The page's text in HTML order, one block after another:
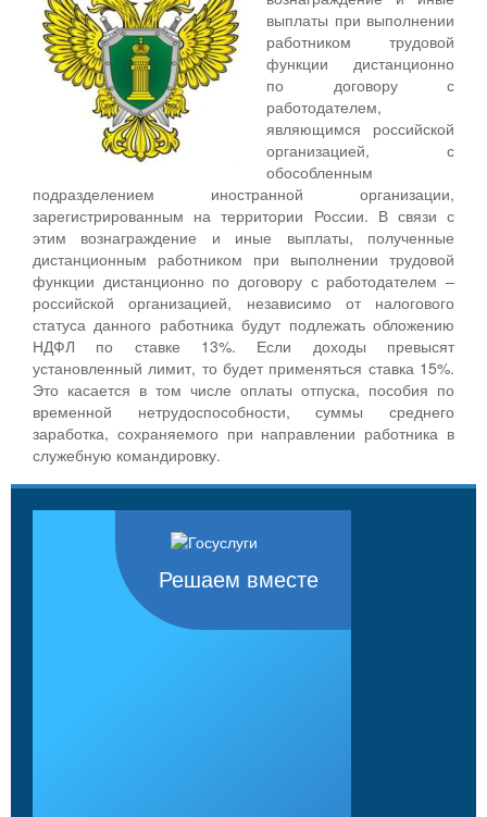
выплаты при выполнении
работником трудовой
функции дистанционно
по договору с
работодателем,
являющимся российской
организацией, с
обособленным
подразделением иностранной организации,
зарегистрированным на территории России. В связи с
этим вознаграждение и иные выплаты, полученные
дистанционным работником при выполнении трудовой
функции дистанционно по договору с работодателем –
российской организацией, независимо от налогового
статуса данного работника будут подлежать обложению
НДФЛ по ставке 13%. Если доходы превысят
установленный лимит, то будет применяться ставка 15%.
Это касается в том числе оплаты отпуска, пособия по
временной нетрудоспособности, суммы среднего
заработка, сохраняемого при направлении работника в
служебную командировку.
Решаем вместе